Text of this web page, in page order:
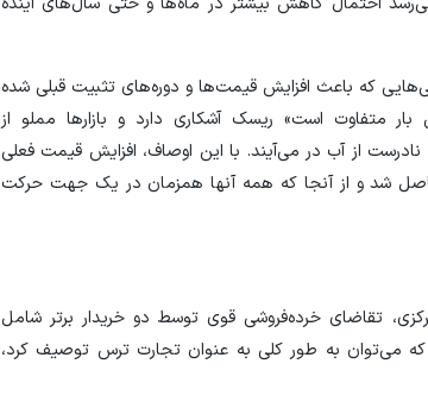
که باعث افزایش قیمت‌ها و دوره‌های تثبیت قبلی شده
بار متفاوت است» ریسک آشکاری دارد و بازارها مملو از
از آب در می‌آیند. با این اوصاف، افزایش قیمت فعلی
شد و از آنجا که همه آنها همزمان در یک جهت حرکت
تقاضای خرده‌فروشی قوی توسط دو خریدار برتر شامل
می‌توان به طور کلی به عنوان تجارت ترس توصیف کرد،